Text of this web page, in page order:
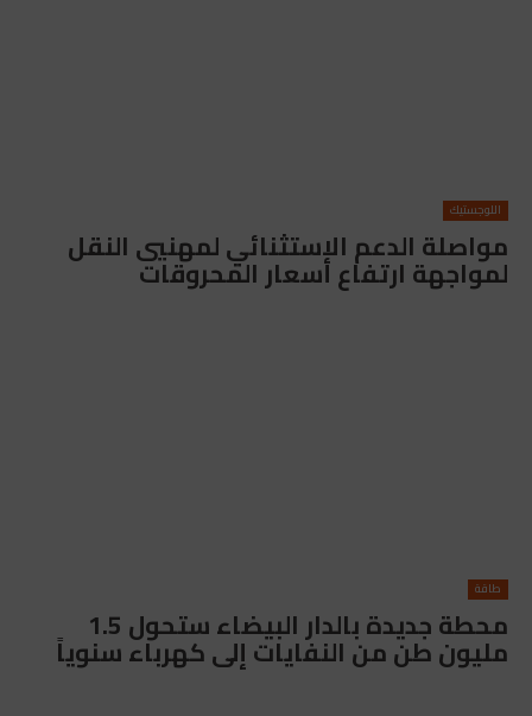
اللوجستيك
مواصلة الدعم الاستثنائي لمهنيي النقل
لمواجهة ارتفاع أسعار المحروقات
طاقة
محطة جديدة بالدار البيضاء ستحول 1.5
مليون طن من النفايات إلى كهرباء سنوياً